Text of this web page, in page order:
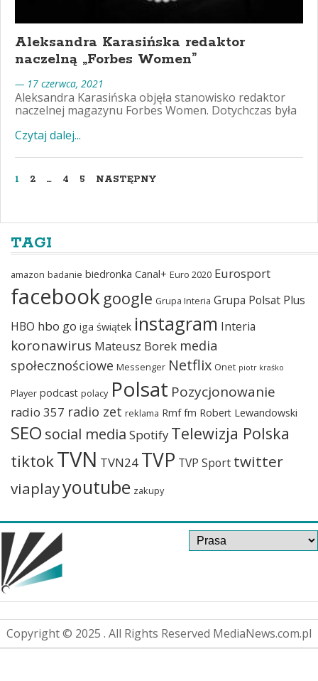
Aleksandra Karasińska redaktor
naczelną „Forbes Women”
— 17 czerwca, 2021
Aleksandra Karasińska objęła stanowisko redaktor
naczelnej magazynu Forbes Women. Dotychczas była
Czytaj dalej...
1 2 … 4 5 NASTĘPNY
TAGI
amazon badanie biedronka Canal+ Euro 2020 Eurosport
facebook google Grupa Interia Grupa Polsat Plus
HBO hbo go iga świątek instagram Interia
koronawirus Mateusz Borek media
społecznościowe Messenger Netflix Onet piotr kraśko
Player podcast polacy Polsat Pozycjonowanie
radio 357 radio zet reklama Rmf fm Robert Lewandowski
SEO social media Spotify Telewizja Polska
tiktokTVN TVN24 TVP TVP Sport twitter
viaplayyoutube zakupy
Copyright © 2025 . All Rights Reserved MediaNews.com.pl